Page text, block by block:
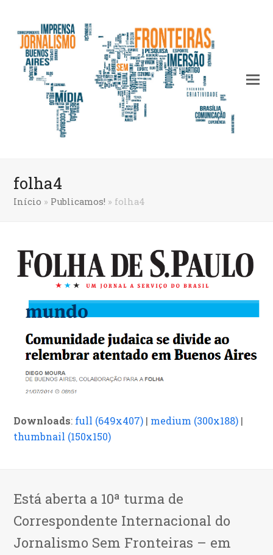
folha4
Início » Publicamos! » folha4
Downloads: full (649x407) | medium (300x188) |
thumbnail (150x150)
Está aberta a 10ª turma de
Correspondente Internacional do
Jornalismo Sem Fronteiras – em